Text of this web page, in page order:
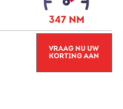
347 NM
VRAAG NU UW
KORTING AAN